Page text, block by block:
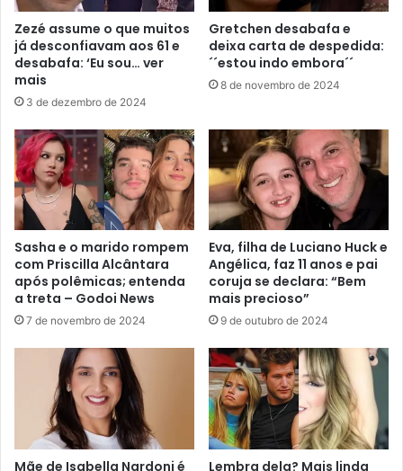
Zezé assume o que muitos
já desconfiavam aos 61 e
desabafa: ‘Eu sou… ver
mais
3 de dezembro de 2024
Gretchen desabafa e
deixa carta de despedida:
´´estou indo embora´´
8 de novembro de 2024
Sasha e o marido rompem
com Priscilla Alcântara
após polêmicas; entenda
a treta – Godoi News
7 de novembro de 2024
Eva, filha de Luciano Huck e
Angélica, faz 11 anos e pai
coruja se declara: “Bem
mais precioso”
9 de outubro de 2024
Mãe de Isabella Nardoni é Lembra dela? Mais linda